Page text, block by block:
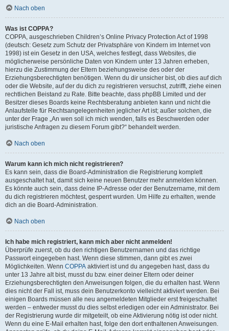
Nach oben
Was ist COPPA?
COPPA, ausgeschrieben Children’s Online Privacy Protection Act of 1998
(deutsch: Gesetz zum Schutz der Privatsphäre von Kindern im Internet von
1998) ist ein Gesetz in den USA, welches festlegt, dass Websites, die
möglicherweise persönliche Daten von Kindern unter 13 Jahren erheben,
hierzu die Zustimmung der Eltern beziehungsweise des oder der
Erziehungsberechtigten benötigen. Wenn du dir unsicher bist, ob dies auf dich
oder die Website, auf der du dich zu registrieren versuchst, zutrifft, ziehe einen
rechtlichen Beistand zu Rate. Bitte beachte, dass phpBB Limited und der
Besitzer dieses Boards keine Rechtsberatung anbieten kann und nicht die
Anlaufstelle für Rechtsangelegenheiten jeglicher Art ist; außer solchen, die
unter der Frage „An wen soll ich mich wenden, falls es Beschwerden oder
juristische Anfragen zu diesem Forum gibt?“ behandelt werden.
Nach oben
Warum kann ich mich nicht registrieren?
Es kann sein, dass die Board-Administration die Registrierung komplett
ausgeschaltet hat, damit sich keine neuen Benutzer mehr anmelden können.
Es könnte auch sein, dass deine IP-Adresse oder der Benutzername, mit dem
du dich registrieren möchtest, gesperrt wurden. Um Hilfe zu erhalten, wende
dich an die Board-Administration.
Nach oben
Ich habe mich registriert, kann mich aber nicht anmelden!
Überprüfe zuerst, ob du den richtigen Benutzernamen und das richtige
Passwort eingegeben hast. Wenn diese stimmen, dann gibt es zwei
Möglichkeiten. Wenn COPPA aktiviert ist und du angegeben hast, dass du
unter 13 Jahre alt bist, musst du bzw. einer deiner Eltern oder deiner
Erziehungsberechtigten den Anweisungen folgen, die du erhalten hast. Wenn
dies nicht der Fall ist, muss dein Benutzerkonto vielleicht aktiviert werden. Bei
einigen Boards müssen alle neu angemeldeten Mitglieder erst freigeschaltet
werden – entweder musst du dies selbst erledigen oder ein Administrator. Bei
der Registrierung wurde dir mitgeteilt, ob eine Aktivierung nötig ist oder nicht.
Wenn du eine E-Mail erhalten hast, folge den dort enthaltenen Anweisungen.